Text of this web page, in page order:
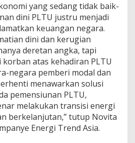
yang sedang tidak baik-
dini PLTU justru menjadi
keuangan negara.
dini dan kerugian
deretan angka, tapi
atas kehadiran PLTU
negara pemberi modal dan
menawarkan solusi
pemensiunan PLTU,
melakukan transisi energi
berkelanjutan,” tutup Novita
Energi Trend Asia.